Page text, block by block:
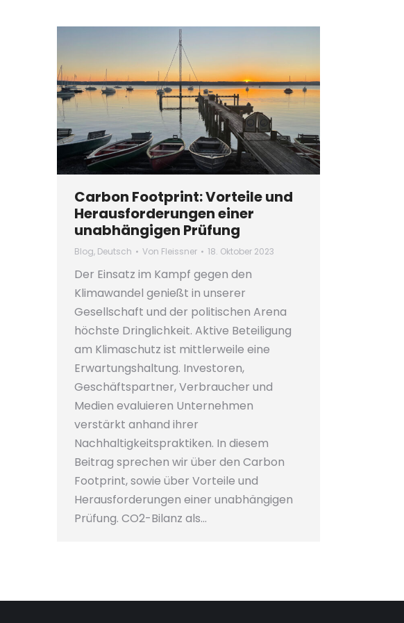
Carbon Footprint: Vorteile und
Herausforderungen einer
unabhängigen Prüfung
Blog, Deutsch Von Fleissner 18. Oktober 2023
Der Einsatz im Kampf gegen den
Klimawandel genießt in unserer
Gesellschaft und der politischen Arena
höchste Dringlichkeit. Aktive Beteiligung
am Klimaschutz ist mittlerweile eine
Erwartungshaltung. Investoren,
Geschäftspartner, Verbraucher und
Medien evaluieren Unternehmen
verstärkt anhand ihrer
Nachhaltigkeitspraktiken. In diesem
Beitrag sprechen wir über den Carbon
Footprint, sowie über Vorteile und
Herausforderungen einer unabhängigen
Prüfung. CO2-Bilanz als…